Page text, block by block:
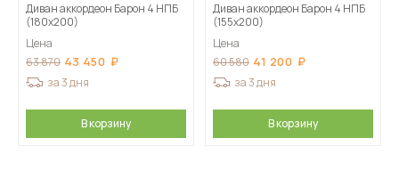
Диван аккордеон Барон 4 НПБ
(180х200)
Цена
63 870 43 450
за 3 дня
В корзину
Диван аккордеон Барон 4 НПБ
(155х200)
Цена
60 580 41 200
за 3 дня
В корзину